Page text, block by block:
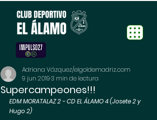
Supercampeones!!!
Adriana Vázquez/elgoldemadriz.com
9 jun 20193 min de lectura
EDM MORATALAZ 2 - CD EL ÁLAMO 4 (Josete 2 y
Hugo 2)